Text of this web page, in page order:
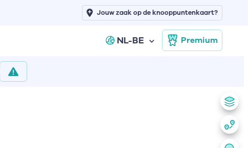
NL-BE Premium
Jouw zaak op de knooppuntenkaart?